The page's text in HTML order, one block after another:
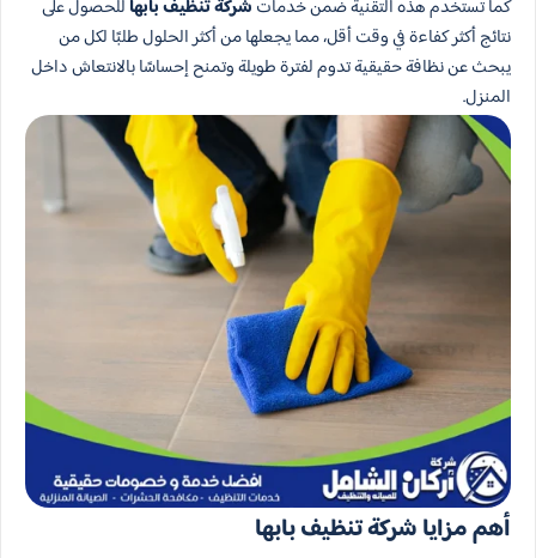
كما تستخدم هذه التقنية ضمن خدمات شركة تنظيف بابها للحصول على
نتائج أكثر كفاءة في وقت أقل، مما يجعلها من أكثر الحلول طلبًا لكل من
يبحث عن نظافة حقيقية تدوم لفترة طويلة وتمنح إحساسًا بالانتعاش داخل
المنزل.
أهم مزايا شركة تنظيف بابها